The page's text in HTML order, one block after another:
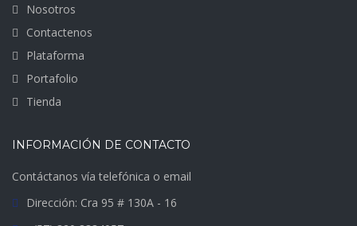
Nosotros
Contactenos
Plataforma
Portafolio
Tienda
INFORMACIÓN DE CONTACTO
Contáctanos vía telefónica o email
Dirección: Cra 95 # 130A - 16